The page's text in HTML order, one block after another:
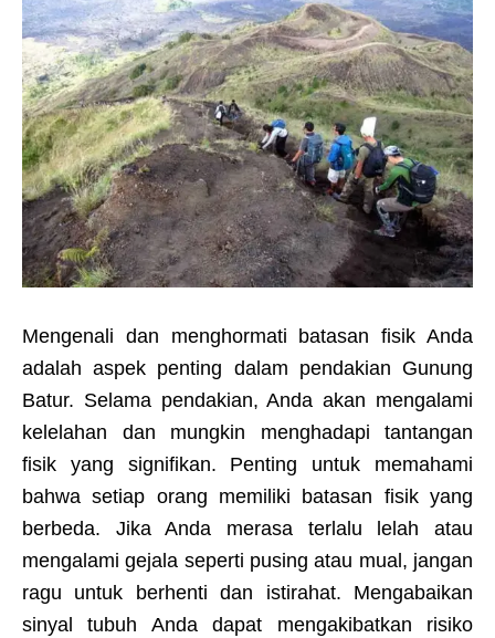
Mengenali dan menghormati batasan fisik Anda
adalah aspek penting dalam pendakian Gunung
Batur. Selama pendakian, Anda akan mengalami
kelelahan dan mungkin menghadapi tantangan
fisik yang signifikan. Penting untuk memahami
bahwa setiap orang memiliki batasan fisik yang
berbeda. Jika Anda merasa terlalu lelah atau
mengalami gejala seperti pusing atau mual, jangan
ragu untuk berhenti dan istirahat. Mengabaikan
sinyal tubuh Anda dapat mengakibatkan risiko